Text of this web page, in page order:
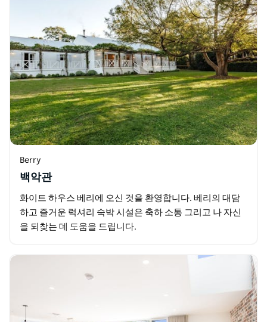
Berry
백악관
화이트 하우스 베리에 오신 것을 환영합니다. 베리의 대담
하고 즐거운 럭셔리 숙박 시설은 축하 소통 그리고 나 자신
을 되찾는 데 도움을 드립니다.